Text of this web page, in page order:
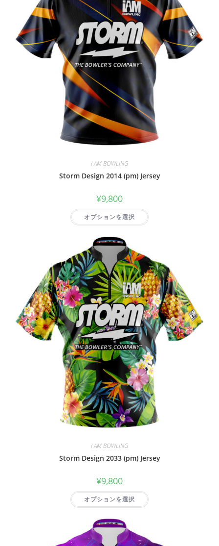
I AM BOWLING
Storm Design 2014 (pm) Jersey
¥9,800
オプションを選択
I AM BOWLING
Storm Design 2033 (pm) Jersey
¥9,800
オプションを選択